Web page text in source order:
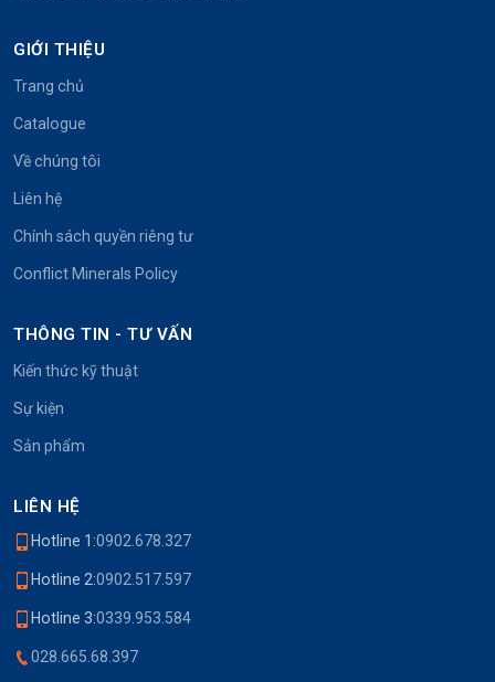
GIỚI THIỆU
Trang chủ
Catalogue
Về chúng tôi
Liên hệ
Chính sách quyền riêng tư
Conflict Minerals Policy
THÔNG TIN - TƯ VẤN
Kiến thức kỹ thuật
Sự kiện
Sản phẩm
LIÊN HỆ
Hotline 1:0902.678.327
Hotline 2:0902.517.597
Hotline 3:0339.953.584
028.665.68.397